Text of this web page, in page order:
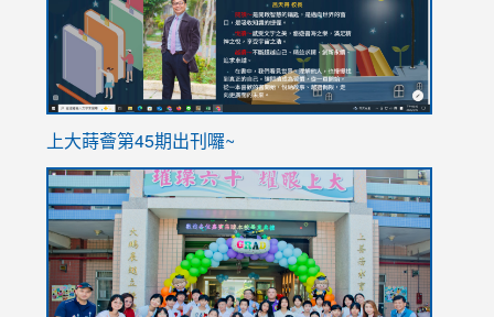
ink
https://sites.google.com/stes.tyc.edu.tw/
上大蒔薈第45期出刊囉~